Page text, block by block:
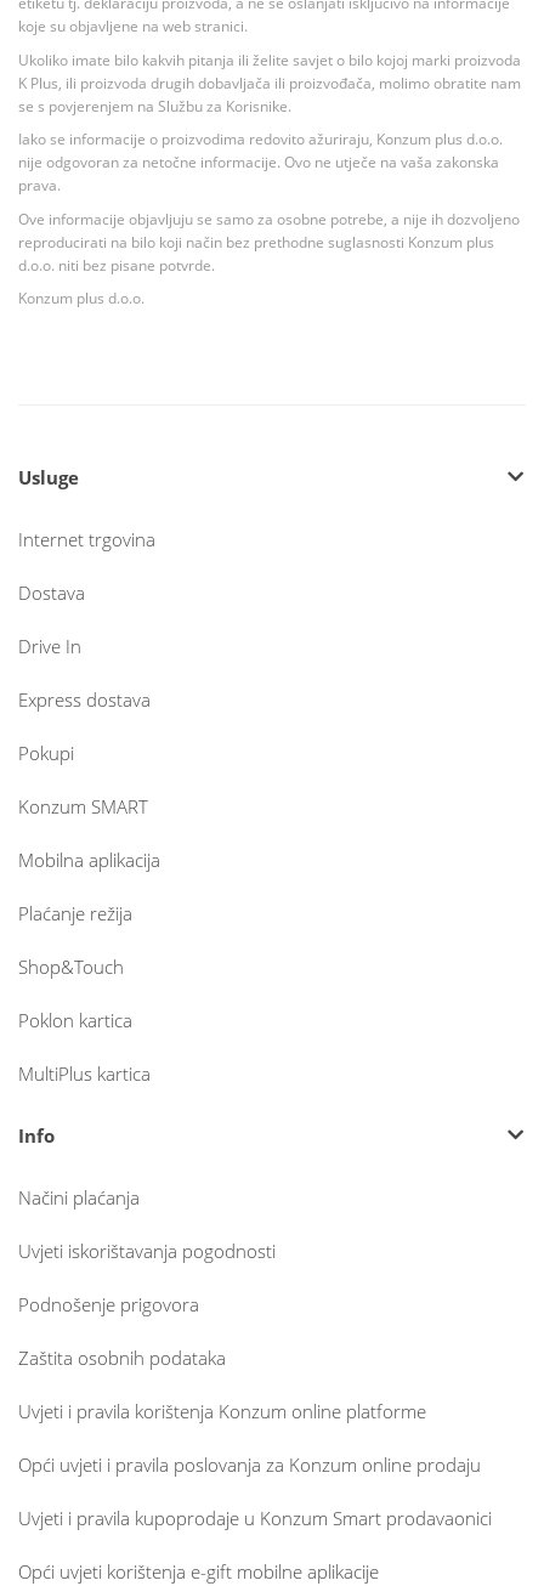
koje su objavljene na web stranici.
Ukoliko imate bilo kakvih pitanja ili želite savjet o bilo kojoj marki proizvoda
K Plus, ili proizvoda drugih dobavljača ili proizvođača, molimo obratite nam
se s povjerenjem na Službu za Korisnike.
Iako se informacije o proizvodima redovito ažuriraju, Konzum plus d.o.o.
nije odgovoran za netočne informacije. Ovo ne utječe na vaša zakonska
prava.
Ove informacije objavljuju se samo za osobne potrebe, a nije ih dozvoljeno
reproducirati na bilo koji način bez prethodne suglasnosti Konzum plus
d.o.o. niti bez pisane potvrde.
Konzum plus d.o.o.
Usluge
Internet trgovina
Dostava
Drive In
Express dostava
Pokupi
Konzum SMART
Mobilna aplikacija
Plaćanje režija
Shop&Touch
Poklon kartica
MultiPlus kartica
Info
Načini plaćanja
Uvjeti iskorištavanja pogodnosti
Podnošenje prigovora
Zaštita osobnih podataka
Uvjeti i pravila korištenja Konzum online platforme
Opći uvjeti i pravila poslovanja za Konzum online prodaju
Uvjeti i pravila kupoprodaje u Konzum Smart prodavaonici
Opći uvjeti korištenja e-gift mobilne aplikacije